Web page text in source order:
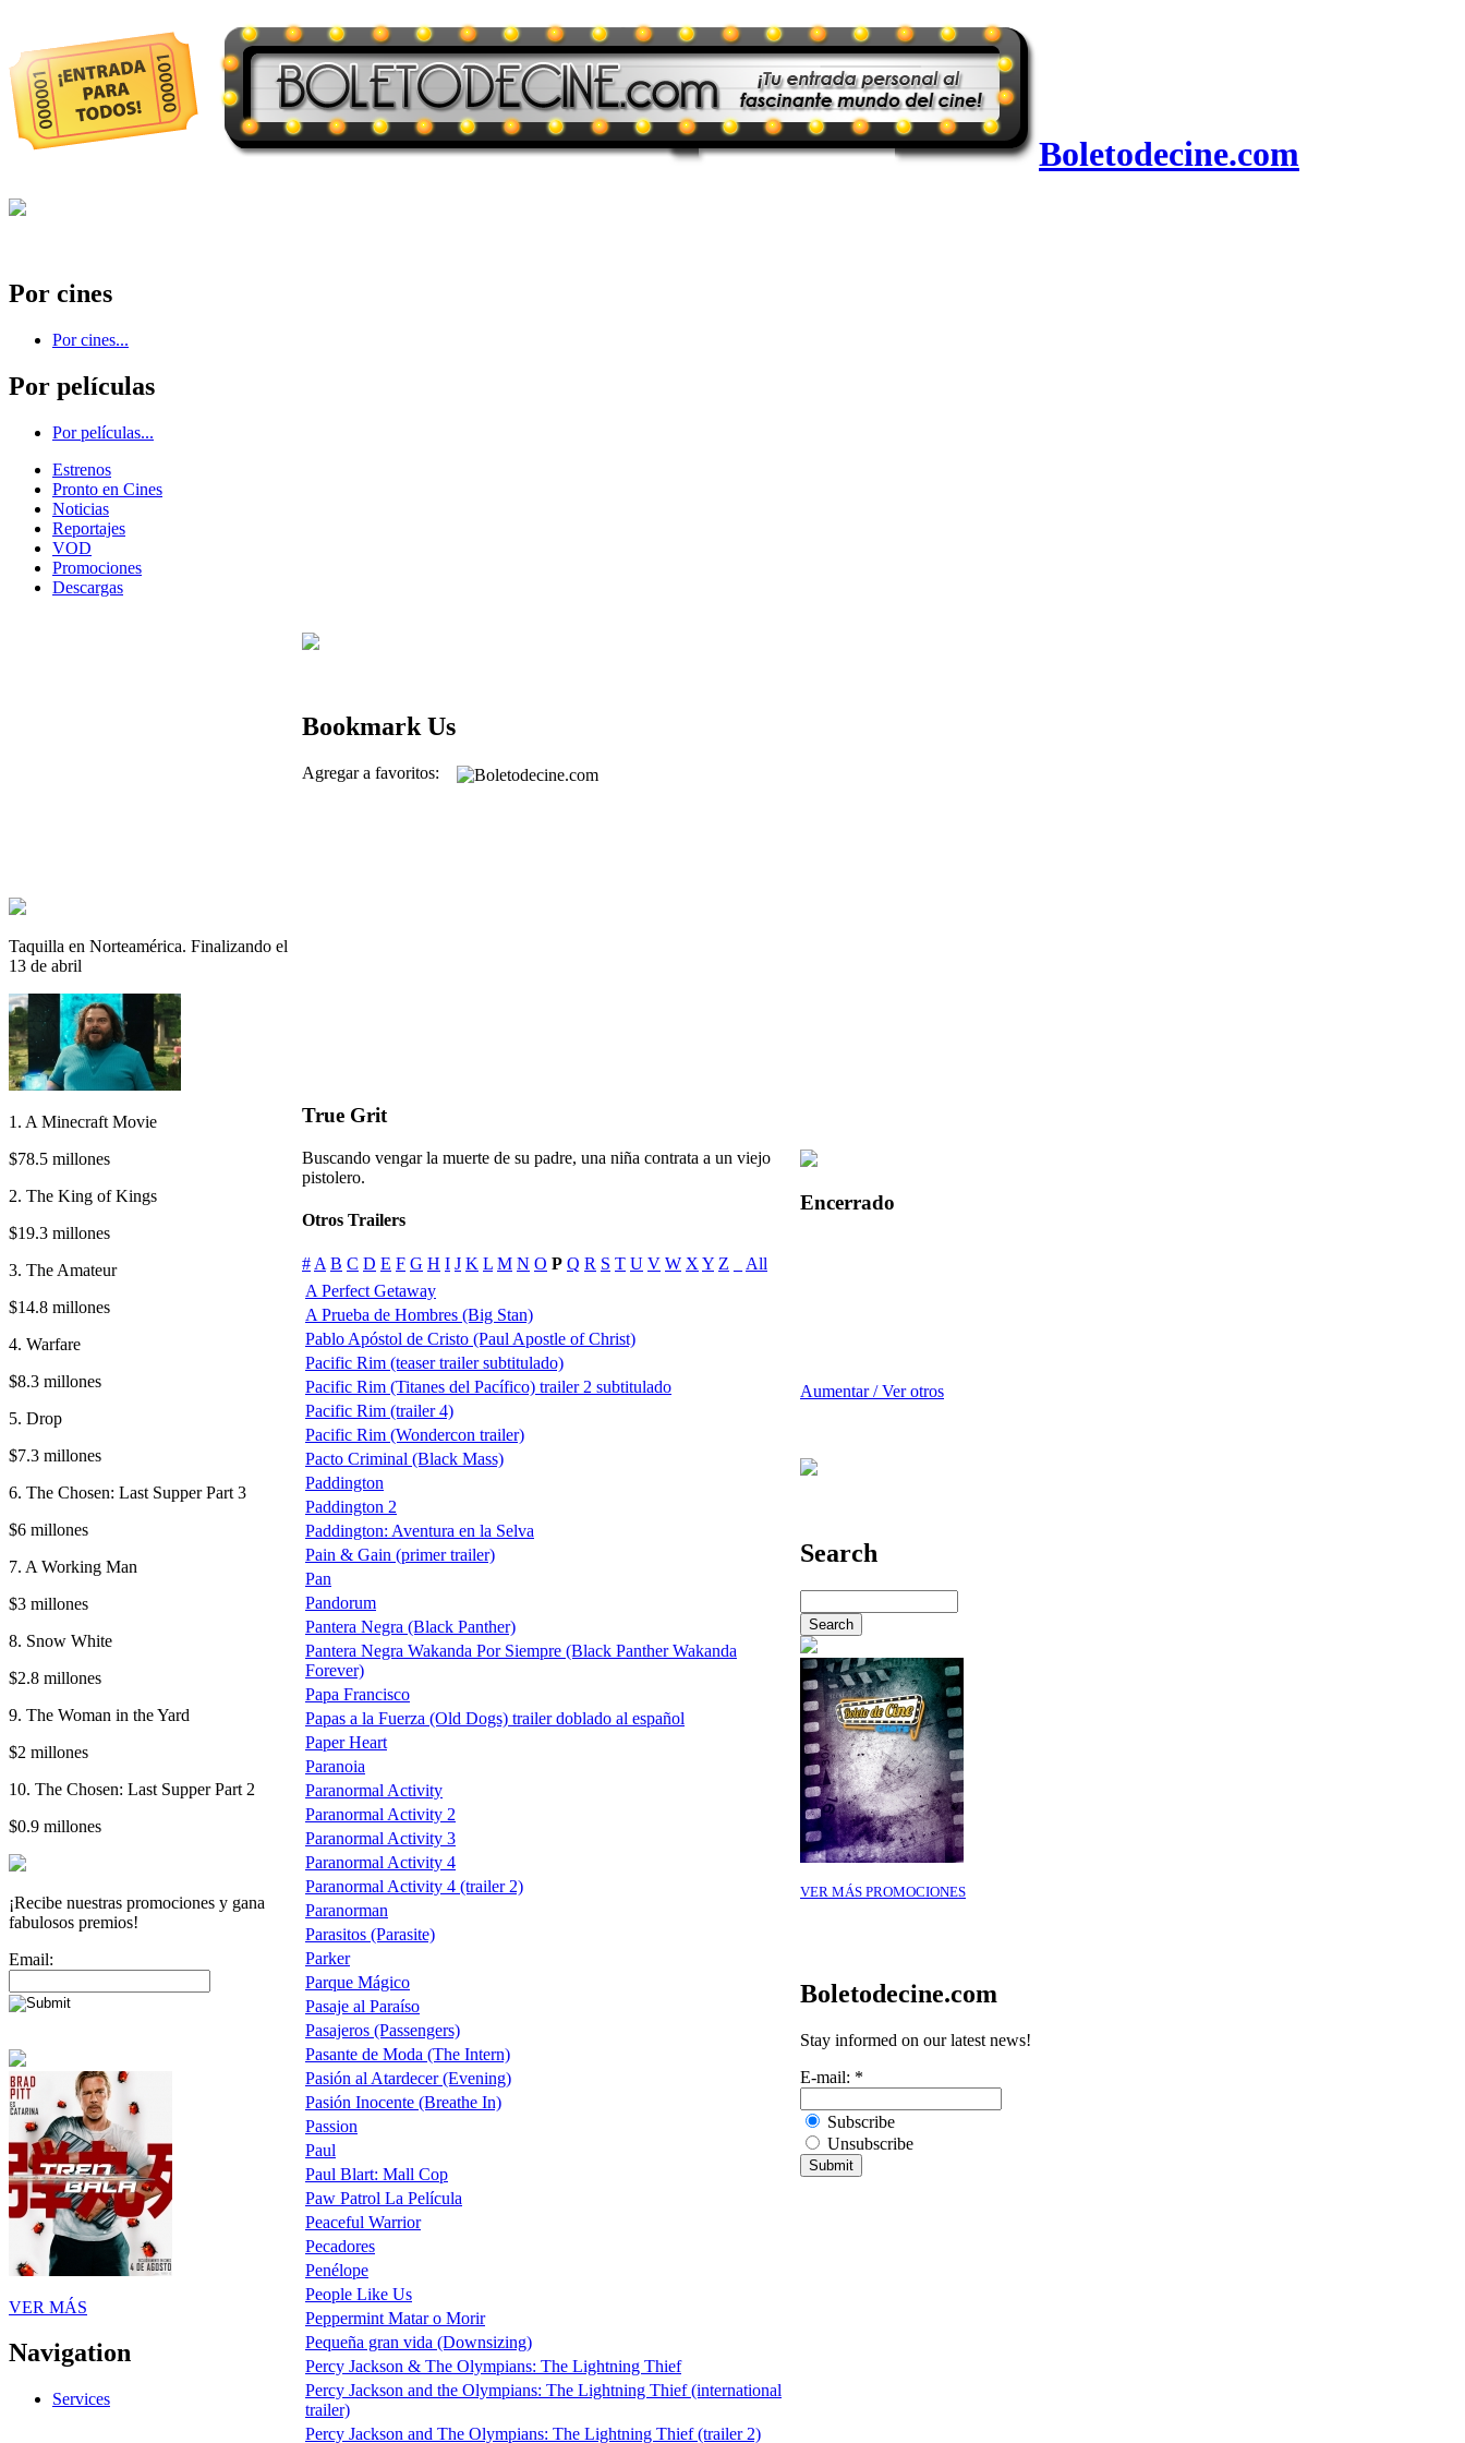
Boletodecine.com
Por cines
Por cines...
Por películas
Por películas...
Estrenos
Pronto en Cines
Noticias
Reportajes
VOD
Promociones
Descargas
Taquilla en Norteamérica. Finalizando el
13 de abril
1. A Minecraft Movie
$78.5 millones
2. The King of Kings
$19.3 millones
3. The Amateur
$14.8 millones
4. Warfare
$8.3 millones
5. Drop
$7.3 millones
6. The Chosen: Last Supper Part 3
$6 millones
7. A Working Man
$3 millones
8. Snow White
$2.8 millones
9. The Woman in the Yard
$2 millones
10. The Chosen: Last Supper Part 2
$0.9 millones
¡Recibe nuestras promociones y gana
fabulosos premios!
Email:
VER MÁS
Navigation
Services
Bookmark Us
Agregar a favoritos:
True Grit
Buscando vengar la muerte de su padre, una niña contrata a un viejo
pistolero.
Otros Trailers
# A B C D E F G H I J K L M N O P Q R S T U V W X Y Z
All
A Perfect Getaway
A Prueba de Hombres (Big Stan)
Pablo Apóstol de Cristo (Paul Apostle of Christ)
Pacific Rim (teaser trailer subtitulado)
Pacific Rim (Titanes del Pacífico) trailer 2 subtitulado
Pacific Rim (trailer 4)
Pacific Rim (Wondercon trailer)
Pacto Criminal (Black Mass)
Paddington
Paddington 2
Paddington: Aventura en la Selva
Pain & Gain (primer trailer)
Pan
Pandorum
Pantera Negra (Black Panther)
Pantera Negra Wakanda Por Siempre (Black Panther Wakanda
Forever)
Papa Francisco
Papas a la Fuerza (Old Dogs) trailer doblado al español
Paper Heart
Paranoia
Paranormal Activity
Paranormal Activity 2
Paranormal Activity 3
Paranormal Activity 4
Paranormal Activity 4 (trailer 2)
Paranorman
Parasitos (Parasite)
Parker
Parque Mágico
Pasaje al Paraíso
Pasajeros (Passengers)
Pasante de Moda (The Intern)
Pasión al Atardecer (Evening)
Pasión Inocente (Breathe In)
Passion
Paul
Paul Blart: Mall Cop
Paw Patrol La Película
Peaceful Warrior
Pecadores
Penélope
People Like Us
Peppermint Matar o Morir
Pequeña gran vida (Downsizing)
Percy Jackson & The Olympians: The Lightning Thief
Percy Jackson and the Olympians: The Lightning Thief (international
trailer)
Percy Jackson and The Olympians: The Lightning Thief (trailer 2)
Encerrado
Aumentar / Ver otros
Search
VER MÁS PROMOCIONES
Boletodecine.com
Stay informed on our latest news!
E-mail: *
Subscribe
Unsubscribe